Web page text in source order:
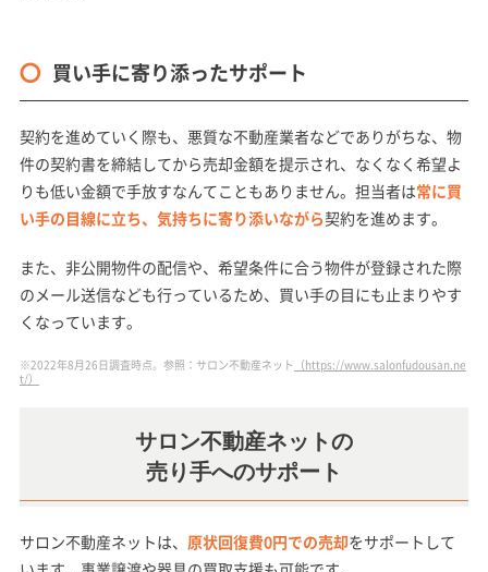
買い手に寄り添ったサポート
契約を進めていく際も、悪質な不動産業者などでありがちな、物
件の契約書を締結してから売却金額を提示され、なくなく希望よ
りも低い金額で手放すなんてこともありません。担当者は常に買
い手の目線に立ち、気持ちに寄り添いながら契約を進めます。
また、非公開物件の配信や、希望条件に合う物件が登録された際
のメール送信なども行っているため、買い手の目にも止まりやす
くなっています。
※2022年8月26日調査時点。参照：サロン不動産ネット （https://www.salonfudousan.ne
t/）
サロン不動産ネットの
売り手へのサポート
サロン不動産ネットは、 原状回復費0円での売却をサポートして